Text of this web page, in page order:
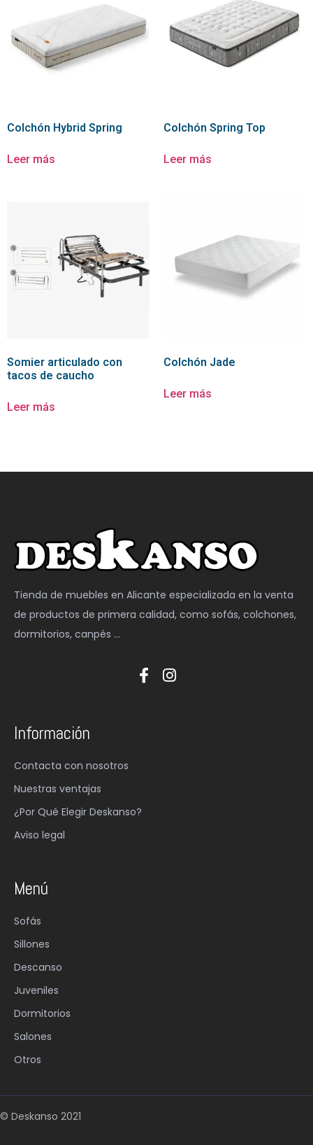
Colchón Hybrid Spring
Leer más
Colchón Spring Top
Leer más
Somier articulado con
tacos de caucho
Leer más
Colchón Jade
Leer más
Tienda de muebles en Alicante especializada en la venta
de productos de primera calidad, como sofás, colchones,
dormitorios, canpés …
Información
Contacta con nosotros
Nuestras ventajas
¿Por Qué Elegir Deskanso?
Aviso legal
Menú
Sofás
Sillones
Descanso
Juveniles
Dormitorios
Salones
Otros
© Deskanso 2021